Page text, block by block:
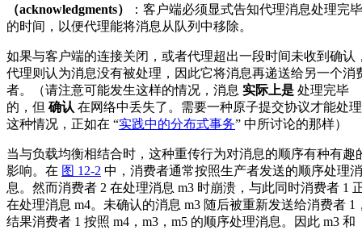
（acknowledgments）
：客户端必须显式告知代理消息处理完毕
的时间，以便代理能将消息从队列中移除。
如果与客户端的连接关闭，或者代理超出一段时间未收到确认
代理则认为消息没有被处理，因此它将消息再递送给另一个消
者。（请注意可能发生这样的情况，消息 实际上是 处理完毕
的，但 确认 在网络中丢失了。需要一种原子提交协议才能处理
这种情况，正如在 “实践中的分布式事务” 中所讨论的那样）
当与负载均衡相结合时，这种重传行为对消息的顺序有种有趣
影响。在 图 12-2 中，消费者通常按照生产者发送的顺序处理消
息。然而消费者 2 在处理消息 m3 时崩溃，与此同时消费者 1
在处理消息 m4。未确认的消息 m3 随后被重新发送给消费者 1
结果消费者 1 按照 m4，m3，m5 的顺序处理消息。因此 m3 和